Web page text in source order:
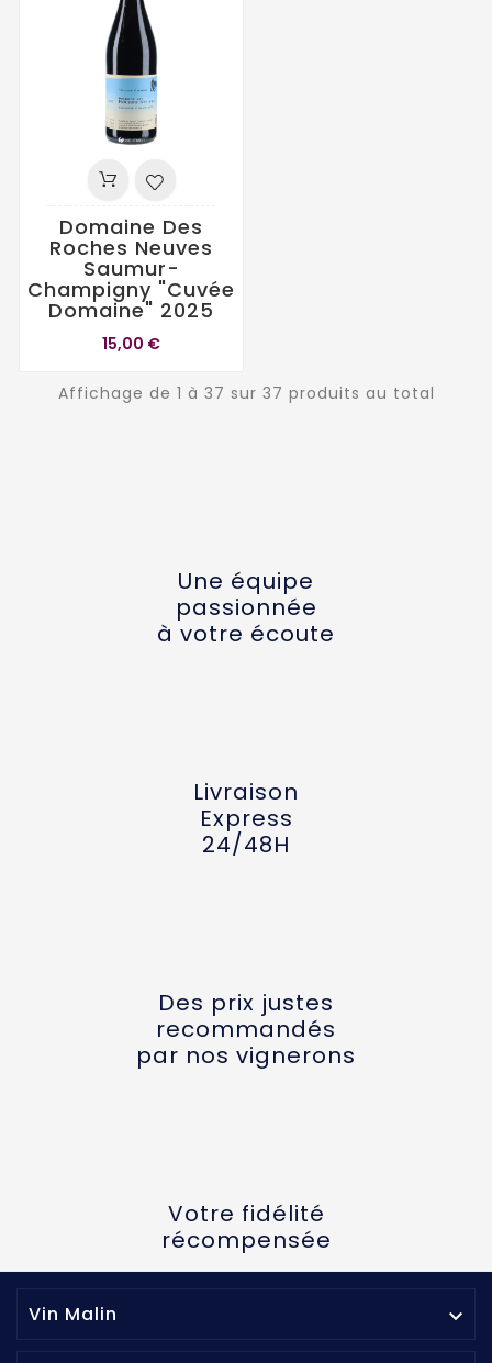
Domaine Des
Roches Neuves
Saumur-
Champigny "Cuvée
Domaine" 2025
15,00 €
Affichage de 1 à 37 sur 37 produits au total
Une équipe
passionnée
à votre écoute
Livraison
Express
24/48H
Des prix justes
recommandés
par nos vignerons
Votre fidélité
récompensée
Vin Malin 